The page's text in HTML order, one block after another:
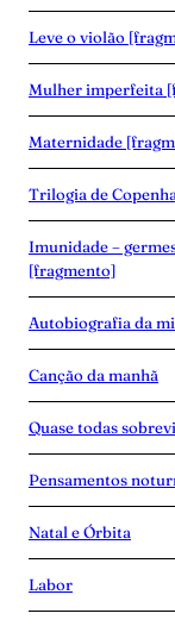
Leve o violão
Mulher imperfeita
Maternidade
Trilogia de
Imunidade –
[fragmento]
Autobiografia da
Canção da manhã
Quase todas
Pensamentos
Natal e Órbita
Labor